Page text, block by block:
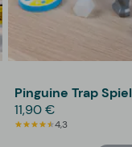
Pinguine Trap Spiel
11,90 €
4,3